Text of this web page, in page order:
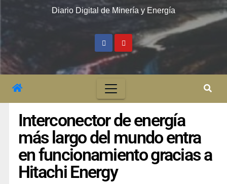
Diario Digital de Minería y Energía
Interconector de energía
más largo del mundo entra
en funcionamiento gracias a
Hitachi Energy